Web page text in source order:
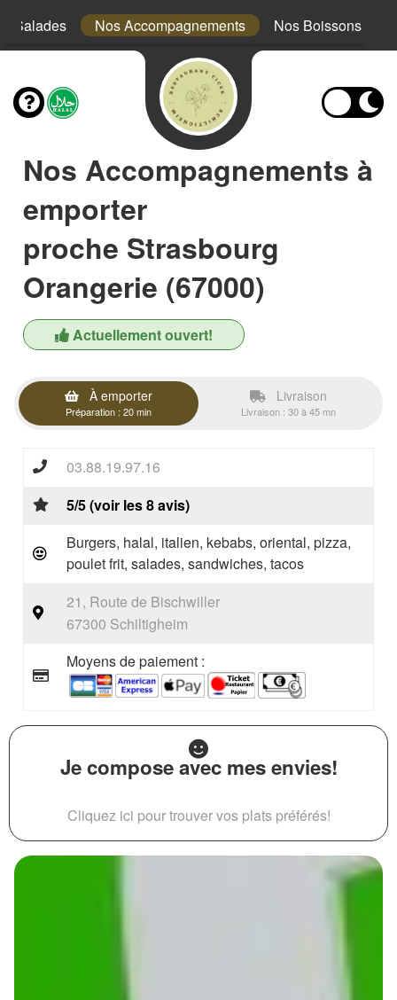
Salades Nos Accompagnements Nos Boissons
Nos Accompagnements à
emporter
proche Strasbourg
Orangerie (67000)
Actuellement ouvert!
À emporter
Préparation : 20 min
Livraison
Livraison : 30 à 45 mn
03.88.19.97.16
5/5 (voir les 8 avis)
Burgers, halal, italien, kebabs, oriental, pizza,
poulet frit, salades, sandwiches, tacos
21, Route de Bischwiller
67300 Schiltigheim
Moyens de paiement :
Je compose avec mes envies!
Cliquez ici pour trouver vos plats préférés!